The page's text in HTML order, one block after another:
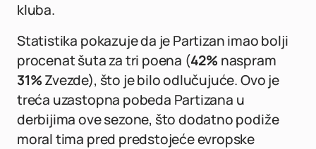
kluba.
Statistika pokazuje da je Partizan imao bolji
procenat šuta za tri poena (42% naspram
31%Zvezde), što je bilo odlučujuće. Ovo je
treća uzastopna pobeda Partizana u
derbijima ove sezone, što dodatno podiže
moral tima pred predstojeće evropske